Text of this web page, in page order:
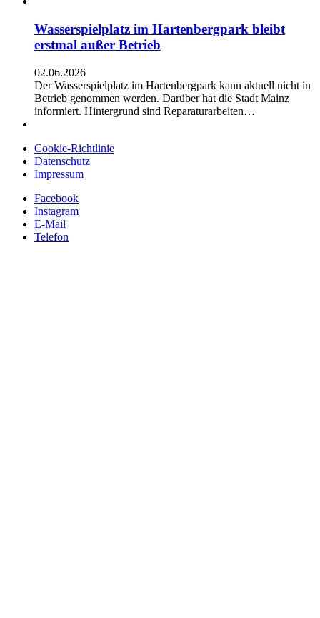
Wasserspielplatz im Hartenbergpark bleibt
erstmal außer Betrieb
02.06.2026
Der Wasserspielplatz im Hartenbergpark kann aktuell nicht in
Betrieb genommen werden. Darüber hat die Stadt Mainz
informiert. Hintergrund sind Reparaturarbeiten…
Cookie-Richtlinie
Datenschutz
Impressum
Facebook
Instagram
E-Mail
Telefon